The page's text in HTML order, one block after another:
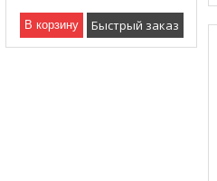
В корзину Быстрый заказ